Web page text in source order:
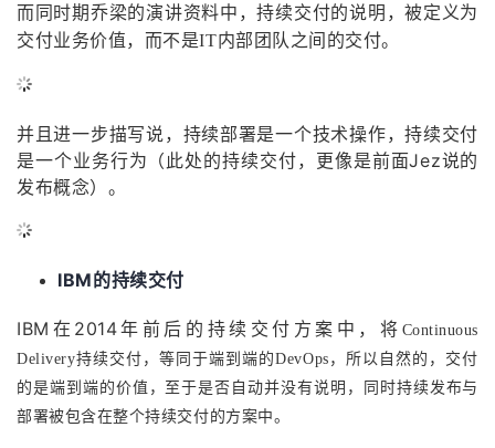
而同时期乔梁的演讲资料中，持续交付的说明，被定义为
交付业务价值，而不是IT内部团队之间的交付。
并且进一步描写说，持续部署是一个技术操作，持续交付
是一个业务行为（此处的持续交付，更像是前面Jez说的
发布概念）。
IBM的持续交付
IBM在2014年前后的持续交付方案中，将 Continuous
Delivery持续交付，等同于端到端的DevOps，所以自然的，交付
的是端到端的价值，至于是否自动并没有说明，同时持续发布与
部署被包含在整个持续交付的方案中。